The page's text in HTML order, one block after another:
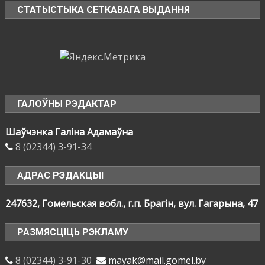
СТАТЫСТЫКА СЕТКАВАГА ВЫДАННЯ
ГАЛОЎНЫ РЭДАКТАР
Шаўчэнка Галіна Адамаўна
8 (02344) 3-91-34
АДРАС РЭДАКЦЫІ
247632, Гомельская вобл., г.п. Брагін, вул. Гагарына, 47
РАЗМЯСЦІЦЬ РЭКЛАМУ
8 (02344) 3-91-30 mayak@mail.gomel.by